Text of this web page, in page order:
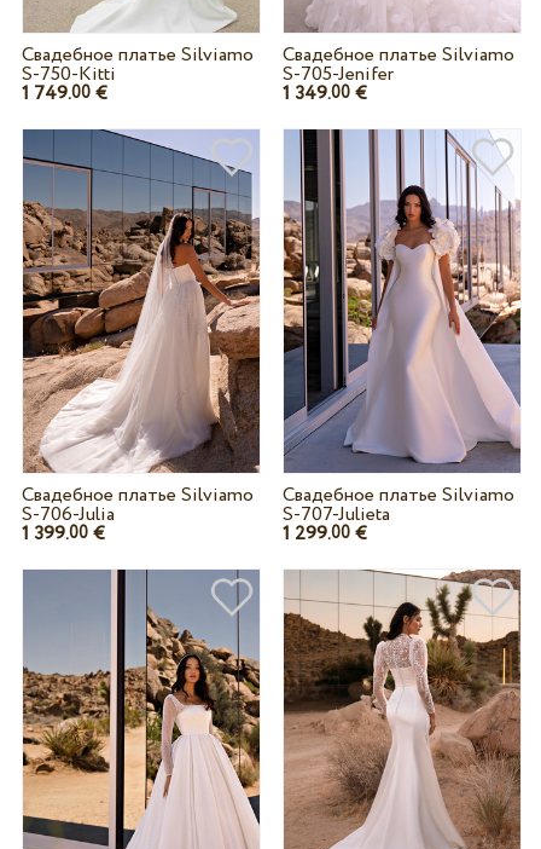
Свадебное платье Silviamo
S-750-Kitti
1 749.00€
Свадебное платье Silviamo
S-705-Jenifer
1 349.00 €
Свадебное платье Silviamo
S-706-Julia
1 399.00€
Свадебное платье Silviamo
S-707-Julieta
1 299.00 €